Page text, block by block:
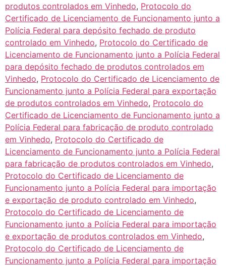
produtos controlados em Vinhedo, Protocolo do
Certificado de Licenciamento de Funcionamento junto a
Polícia Federal para depósito fechado de produto
controlado em Vinhedo, Protocolo do Certificado de
Licenciamento de Funcionamento junto a Polícia Federal
para depósito fechado de produtos controlados em
Vinhedo, Protocolo do Certificado de Licenciamento de
Funcionamento junto a Polícia Federal para exportação
de produtos controlados em Vinhedo, Protocolo do
Certificado de Licenciamento de Funcionamento junto a
Polícia Federal para fabricação de produto controlado
em Vinhedo, Protocolo do Certificado de
Licenciamento de Funcionamento junto a Polícia Federal
para fabricação de produtos controlados em Vinhedo,
Protocolo do Certificado de Licenciamento de
Funcionamento junto a Polícia Federal para importação
e exportação de produto controlado em Vinhedo,
Protocolo do Certificado de Licenciamento de
Funcionamento junto a Polícia Federal para importação
e exportação de produtos controlados em Vinhedo,
Protocolo do Certificado de Licenciamento de
Funcionamento junto a Polícia Federal para importação